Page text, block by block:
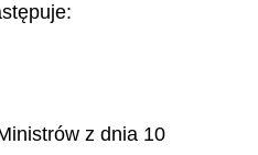
z dnia 10